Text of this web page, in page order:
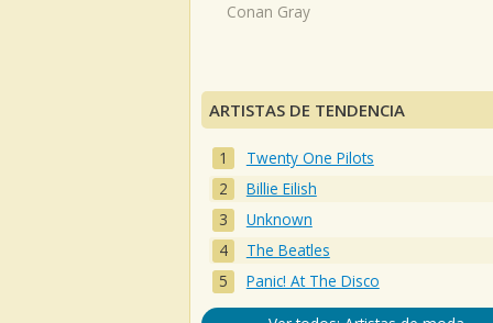
Conan Gray
ARTISTAS DE TENDENCIA
Twenty One Pilots
Billie Eilish
Unknown
The Beatles
Panic! At The Disco